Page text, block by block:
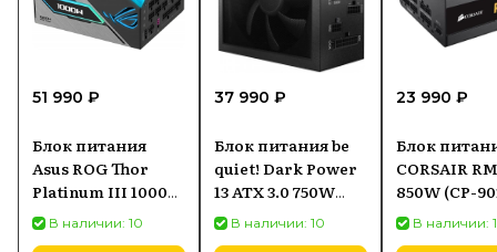
51 990 ₽
Блок питания
Asus ROG Thor
Platinum III 1000W
(90YE00V3B0NA00)
В наличии: 10
37 990 ₽
Блок питания be
quiet! Dark Power
13 ATX 3.0 750W
(BN333)
В наличии: 10
23 990 ₽
Блок
CORSAIR
850W (CP-
EU)В наличии: